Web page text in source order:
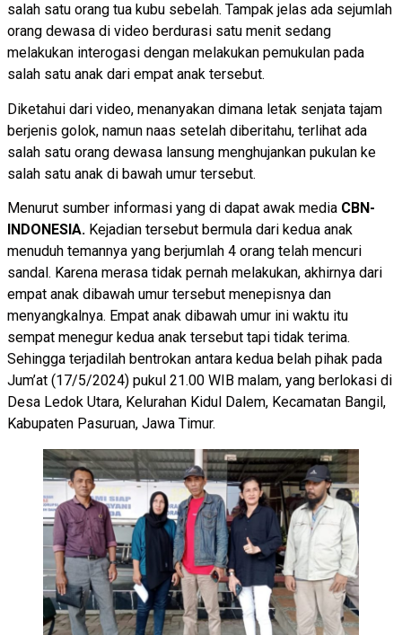
salah satu orang tua kubu sebelah. Tampak jelas ada sejumlah
orang dewasa di video berdurasi satu menit sedang
melakukan interogasi dengan melakukan pemukulan pada
salah satu anak dari empat anak tersebut.
Diketahui dari video, menanyakan dimana letak senjata tajam
berjenis golok, namun naas setelah diberitahu, terlihat ada
salah satu orang dewasa lansung menghujankan pukulan ke
salah satu anak di bawah umur tersebut.
Menurut sumber informasi yang di dapat awak media CBN-
INDONESIA. Kejadian tersebut bermula dari kedua anak
menuduh temannya yang berjumlah 4 orang telah mencuri
sandal. Karena merasa tidak pernah melakukan, akhirnya dari
empat anak dibawah umur tersebut menepisnya dan
menyangkalnya. Empat anak dibawah umur ini waktu itu
sempat menegur kedua anak tersebut tapi tidak terima.
Sehingga terjadilah bentrokan antara kedua belah pihak pada
Jum’at (17/5/2024) pukul 21.00 WIB malam, yang berlokasi di
Desa Ledok Utara, Kelurahan Kidul Dalem, Kecamatan Bangil,
Kabupaten Pasuruan, Jawa Timur.